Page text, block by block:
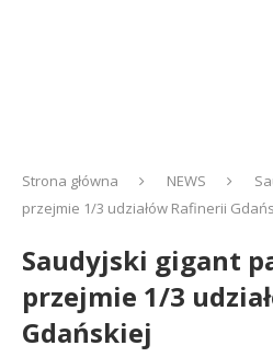
Strona główna NEWS
przejmie 1/3 udziałów Rafinerii
Saudyjski gigant
przejmie 1/3
Gdańskiej